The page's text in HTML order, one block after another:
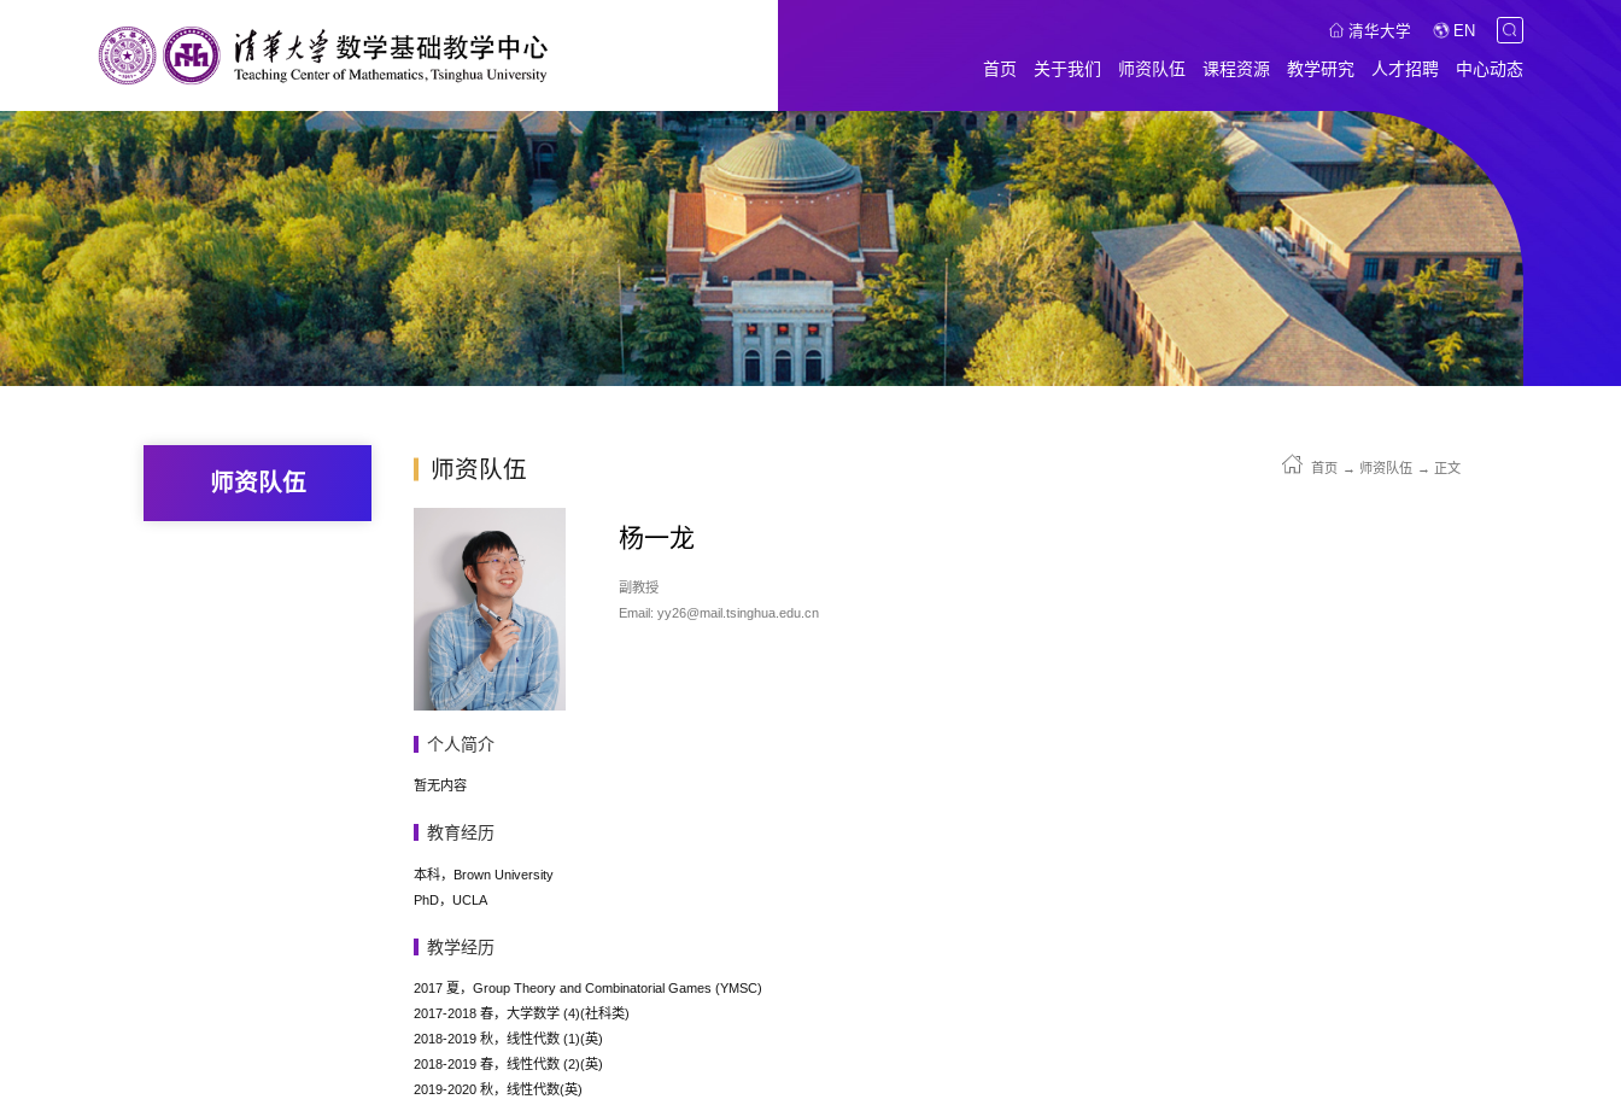
清华大学 EN
首页 关于我们 师资队伍 课程资源 教学研究 人才招聘 中心动态
师资队伍 师资队伍 首页 → 师资队伍 → 正文
杨一龙
副教授
Email: yy26@mail.tsinghua.edu.cn
个人简介
暂无内容
​教育经历
本科，Brown University
PhD，UCLA
教学经历
2017 夏，Group Theory and Combinatorial Games (YMSC)
2017-2018 春，大学数学 (4)(社科类)
2018-2019 秋，线性代数 (1)(英)
2018-2019 春，线性代数 (2)(英)
2019-2020 秋，线性代数(英)